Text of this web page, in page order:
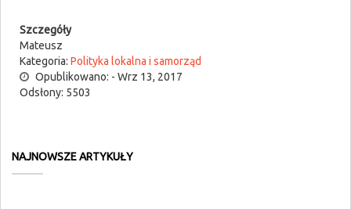
Szczegóły
Mateusz
Kategoria: Polityka lokalna i samorząd
Opublikowano: - Wrz 13, 2017
Odsłony: 5503
NAJNOWSZE ARTYKUŁY